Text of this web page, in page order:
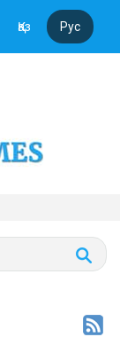
Қаз Рус